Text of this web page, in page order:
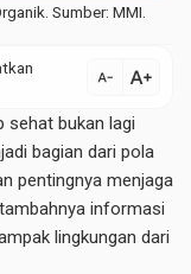
Sumber: MMI.
text_decrease text_increase
sehat bukan lagi
bagian dari pola
pentingnya menjaga
informasi
lingkungan dari